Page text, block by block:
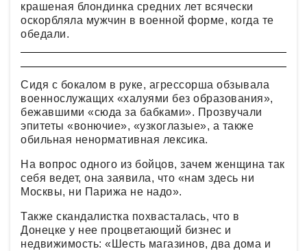
крашеная блондинка средних лет всячески
оскорбляла мужчин в военной форме, когда те
обедали.
Сидя с бокалом в руке, агрессорша обзывала
военнослужащих «халуями без образования»,
бежавшими «сюда за бабками». Прозвучали
эпитеты «вонючие», «узкоглазые», а также
обильная ненормативная лексика.
На вопрос одного из бойцов, зачем женщина так
себя ведет, она заявила, что «нам здесь ни
Москвы, ни Парижа не надо».
Также скандалистка похвасталась, что в
Донецке у нее процветающий бизнес и
недвижимость: «Шесть магазинов, два дома и